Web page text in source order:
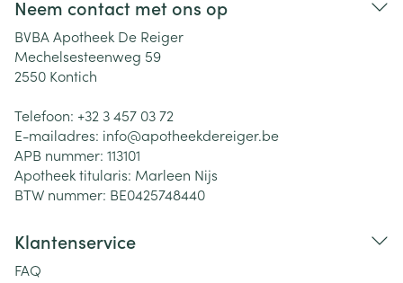
Neem contact met ons op
BVBA Apotheek De Reiger
Mechelsesteenweg 59
2550 Kontich
Telefoon: +32 3 457 03 72
E-mailadres: info@apotheekdereiger.be
APB nummer: 113101
Apotheek titularis: Marleen Nijs
BTW nummer: BE0425748440
Klantenservice
FAQ